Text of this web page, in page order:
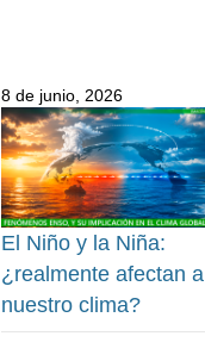
8 de junio, 2026
El Niño y la Niña:
¿realmente afectan a
nuestro clima?